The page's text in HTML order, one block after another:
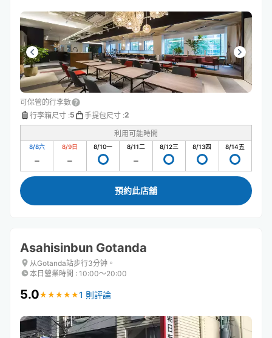
可保管的行李數
行李箱尺寸 :5 手提包尺寸 :2
利用可能時間
8/8六 8/9日 8/10一 8/11二 8/12三 8/13四 8/14五
預約此店舖
Asahisinbun Gotanda
从Gotanda站步行3分钟。
本日營業時間 : 10:00〜20:00
5.0★ ★ ★ ★ ★
★ ★ ★ ★ ★1 則評論